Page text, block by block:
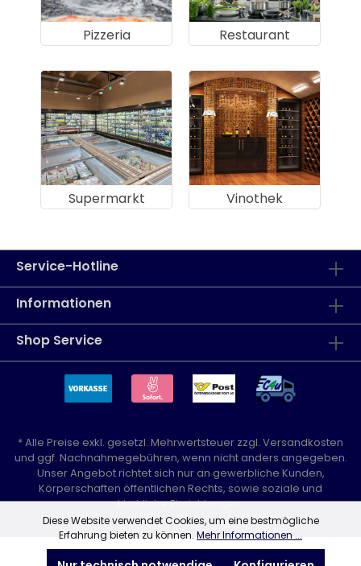
Pizzeria Restaurant
Supermarkt Vinothek
Service-Hotline
Informationen
Shop Service
* Alle Preise exkl. gesetzl. Mehrwertsteuer zzgl. Versandkosten
und ggf. Nachnahmegebühren, wenn nicht anders angegeben.
Unser Angebot richtet sich nur an gewerbliche Kunden,
Körperschaften öffentlichen Rechts, sowie soziale und
kirchliche Einrichtungen.
Diese Website verwendet Cookies, um eine bestmögliche
Erfahrung bieten zu können. Mehr Informationen ...